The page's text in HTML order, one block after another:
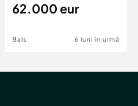
Periferie
62.000 eur
Bals 6 luni în urmă